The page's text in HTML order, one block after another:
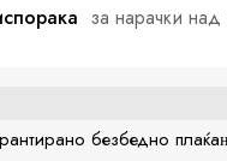
за нарачки
безбедно